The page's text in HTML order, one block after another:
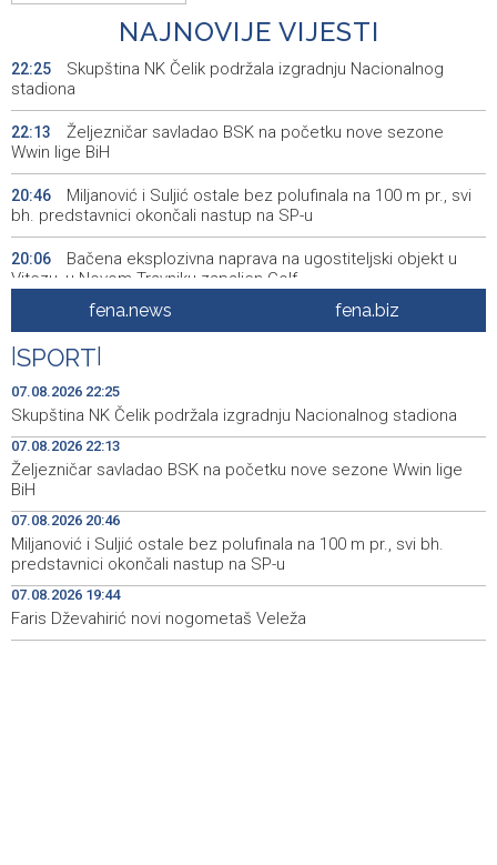
NAJNOVIJE VIJESTI
22:25
Skupština NK Čelik podržala izgradnju Nacionalnog
stadiona
22:13
Željezničar savladao BSK na početku nove sezone
Wwin lige BiH
20:46
Miljanović i Suljić ostale bez polufinala na 100 m pr., svi
bh. predstavnici okončali nastup na SP-u
20:06
Bačena eksplozivna naprava na ugostiteljski objekt u
Vitezu, u Novom Travniku zapaljen Golf
Galerija ULUPUBiH otvara novu izlagačku sezonu,
predstavlja novi izlagački program
19:44 Faris Dževahirić novi nogometaš Veleža
19:21 Announcement of events for Saturday, 8 August 2026
19:10
Rudari Milanovića ubijedili da ode kući, Memčić se već
ponovo vratio u jamu 'Raspotočje'
19:03
Sarajevo Film Festival presents Kinoscope and
Kinoscope Surreal programs
19:00 Najave događaja za 8. 8. 2026. godine (subota)
fena.news fena.biz
SPORT
07.08.2026 22:25
Skupština NK Čelik podržala izgradnju Nacionalnog stadiona
07.08.2026 22:13
Željezničar savladao BSK na početku nove sezone Wwin lige
BiH
07.08.2026 20:46
Miljanović i Suljić ostale bez polufinala na 100 m pr., svi bh.
predstavnici okončali nastup na SP-u
07.08.2026 19:44
Faris Dževahirić novi nogometaš Veleža